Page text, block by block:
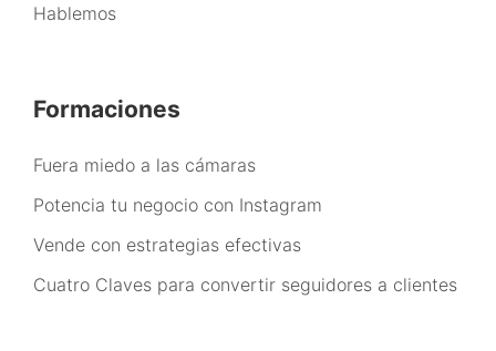
Hablemos
Formaciones
Fuera miedo a las cámaras
Potencia tu negocio con Instagram
Vende con estrategias efectivas
Cuatro Claves para convertir seguidores a clientes